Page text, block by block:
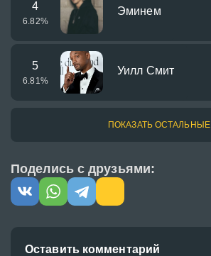
4
6.82%
Эминем
5
6.81%
Уилл Смит
ПОКАЗАТЬ ОСТАЛЬНЫЕ
Поделись с друзьями:
Оставить комментарий